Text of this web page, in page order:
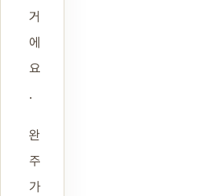
거
에
요
.
완
주
가